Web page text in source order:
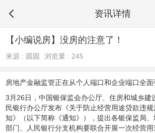
资讯详情
【小编说房】没房的注意了！
来源 : 圆圆 浏览量 : 245
房地产金融监管正在从个人端口和企业端口全面
3月26日，中国银保监会办公厅、住房和城乡建
民银行办公厅发布《关于防止经营用途贷款违
知》（以下简称《通知》），提出各银保监局
部门、人民银行分支机构要联合开展一次经营